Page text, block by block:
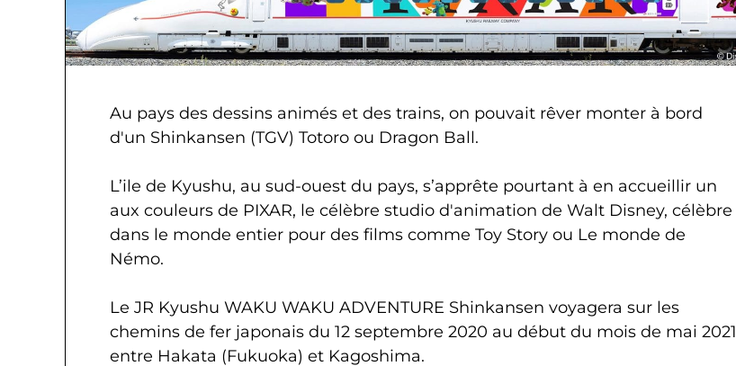
Au pays des dessins animés et des trains, on pouvait rêver monter à bord
d'un Shinkansen (TGV) Totoro ou Dragon Ball.
L’ile de Kyushu, au sud-ouest du pays, s’apprête pourtant à en accueillir un
aux couleurs de PIXAR, le célèbre studio d'animation de Walt Disney, célèbre
dans le monde entier pour des films comme Toy Story ou Le monde de
Némo.
Le JR Kyushu WAKU WAKU ADVENTURE Shinkansen voyagera sur les
chemins de fer japonais du 12 septembre 2020 au début du mois de mai 2021
entre Hakata (Fukuoka) et Kagoshima.